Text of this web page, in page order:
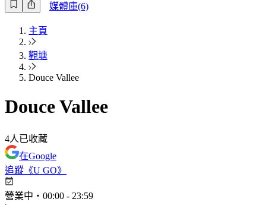
媒體庫(6)
主頁
觀塘
Douce Vallee
Douce Vallee
4人已收藏
在Google
追蹤《U GO》
營業中 ・ 00:00 - 23:59